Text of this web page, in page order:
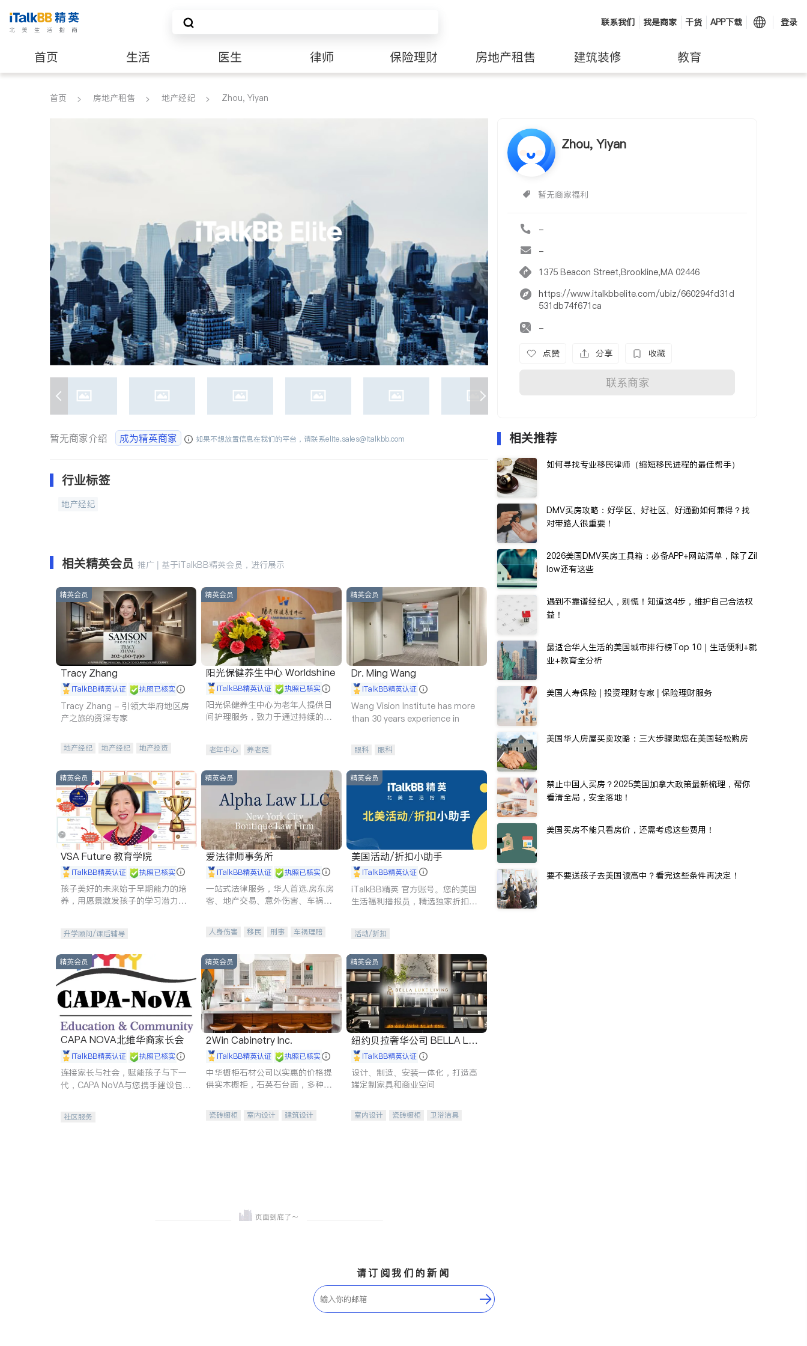
联系我们 我是商家 干货 APP下载 登录
首页 生活 医生 律师 保险理财 房地产租售 建筑装修 教育
养老 非盈利组织
首页 房地产租售 地产经纪 Zhou, Yiyan
Zhou, Yiyan
暂无商家福利
-
-
1375 Beacon Street,Brookline,MA 02446
https://www.italkbbelite.com/ubiz/660294fd31d
531db74f671ca
-
点赞 分享 收藏
联系商家
暂无商家介绍 成为精英商家 如果不想放置信息在我们的平台，请联系elite.sales@italkbb.com
行业标签
地产经纪
相关精英会员 推广 | 基于iTalkBB精英会员，进行展示
精英会员
Tracy Zhang
iTalkBB精英认证 执照已核实
Tracy Zhang - 引领大华府地区房
产之旅的资深专家
地产经纪 地产经纪
地产投资
精英会员
阳光保健养生中心 Worldshine
iTalkBB精英认证 执照已核实
阳光保健养生中心为老年人提供日
间护理服务，致力于通过持续的护
老年中心 养老院
精英会员
Dr. Ming Wang
iTalkBB精英认证
Wang Vision Institute has more
than 30 years experience in
眼科 眼科
精英会员
VSA Future 教育学院
iTalkBB精英认证 执照已核实
孩子美好的未来始于早期能力的培
养，用愿景激发孩子的学习潜力和
升学顾问/课后辅导
精英会员
爱法律师事务所
iTalkBB精英认证 执照已核实
一站式法律服务，华人首选.房东房
客、地产交易、意外伤害、车祸重
人身伤害 移民 刑事
车祸理赔
商标注册
索赔 律师-其它 保释
精英会员
美国活动/折扣小助手
iTalkBB精英认证
iTalkBB精英 官方账号。您的美国
生活福利播报员，精选独家折扣、
活动/折扣
精英会员
CAPA NOVA北维华裔家长会
iTalkBB精英认证 执照已核实
连接家长与社会，赋能孩子与下一
代，CAPA NoVA与您携手建设包
社区服务
精英会员
2Win Cabinetry Inc.
iTalkBB精英认证 执照已核实
中华橱柜石材公司以实惠的价格提
供实木橱柜，石英石台面，多种优
机。品质厨房，家的选择。
瓷砖橱柜 室内设计
建筑设计
精英会员
纽约贝拉奢华公司 BELLA LUX
E iTalkBB精英认证
设计、制造、安装一体化，打造高
端定制家具和商业空间
室内设计 瓷砖橱柜
卫浴洁具
相关推荐
如何寻找专业移民律师（缩短移民进程的最佳帮手）
DMV买房攻略：好学区、好社区、好通勤如何兼得？找
对带路人很重要！
2026美国DMV买房工具箱：必备APP+网站清单，除了Zil
low还有这些
遇到不靠谱经纪人，别慌！知道这4步，维护自己合法权
益！
最适合华人生活的美国城市排行榜Top 10｜生活便利+就
业+教育全分析
美国人寿保险 | 投资理财专家 | 保险理财服务
美国华人房屋买卖攻略：三大步骤助您在美国轻松购房
禁止中国人买房？2025美国加拿大政策最新梳理，帮你
看清全局，安全落地！
美国买房不能只看房价，还需考虑这些费用！
要不要送孩子去美国读高中？看完这些条件再决定！
请订阅我们的新闻